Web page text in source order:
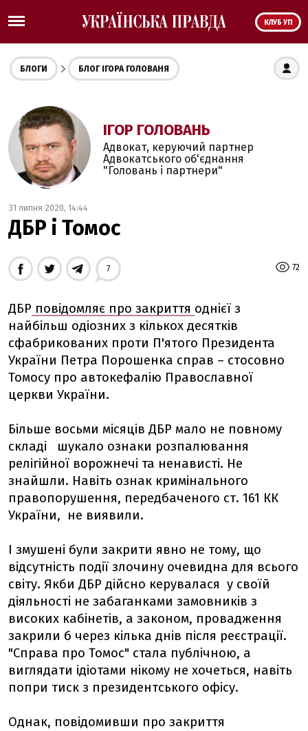
КЛУБ УП
БЛОГИ БЛОГ ІГОРА ГОЛОВАНЯ
ІГОР ГОЛОВАНЬ
Адвокат, керуючий партнер
Адвокатського об'єднання
"Головань і партнери"
31 липня 2020, 14:44
ДБР і Томос
72
7
ДБР повідомляє про закриття однієї з
найбільш одіозних з кількох десятків
сфабрикованих проти П'ятого Президента
України Петра Порошенка справ – стосовно
Томосу про автокефалію Православної
церкви України.
Більше восьми місяців ДБР мало не повному
складі шукало ознаки розпалювання
релігійної ворожнечі та ненависті. Не
знайшли. Навіть ознак кримінального
правопорушення, передбаченого ст. 161 КК
України, не виявили.
І змушені були закрити явно не тому, що
відсутність події злочину очевидна для всього
світу. Якби ДБР дійсно керувалася у своїй
діяльності не забаганками замовників з
високих кабінетів, а законом, провадження
закрили б через кілька днів після реєстрації.
"Справа про Томос" стала публічною, а
виглядати ідіотами нікому не хочеться, навіть
попри тиск з президентського офісу.
Однак, повідомивши про закриття